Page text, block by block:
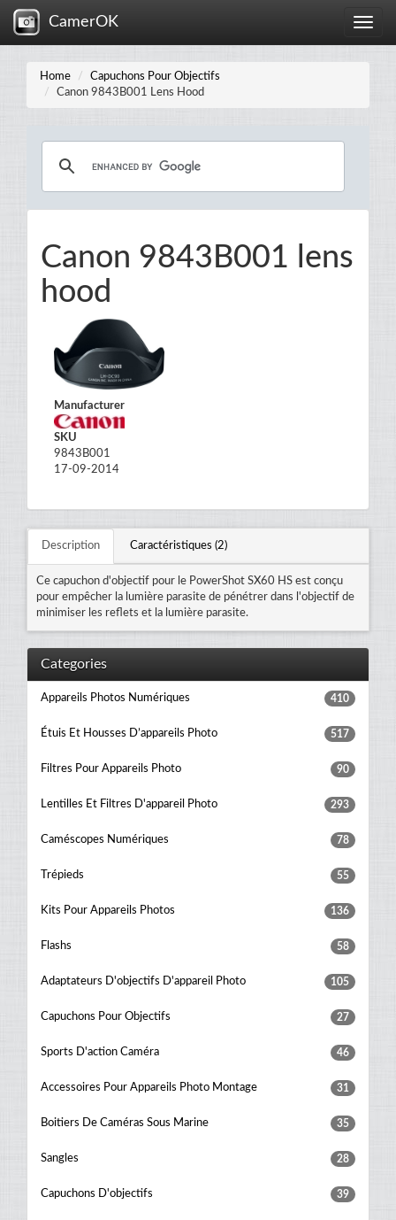
Toggle
CamerOK
Home
Capuchons Pour Objectifs
Canon 9843B001 Lens Hood
Canon 9843B001 lens
hood
Manufacturer
SKU
9843B001
17-09-2014
Description Caractéristiques (2)
Ce capuchon d'objectif pour le PowerShot SX60 HS est conçu
pour empêcher la lumière parasite de pénétrer dans l'objectif de
minimiser les reflets et la lumière parasite.
Categories
Appareils Photos Numériques 410
Étuis Et Housses D’appareils Photo 517
Filtres Pour Appareils Photo 90
Lentilles Et Filtres D'appareil Photo 293
Caméscopes Numériques 78
Trépieds 55
Kits Pour Appareils Photos 136
Flashs 58
Adaptateurs D'objectifs D'appareil Photo 105
Capuchons Pour Objectifs 27
Sports D'action Caméra 46
Accessoires Pour Appareils Photo Montage 31
Boitiers De Caméras Sous Marine 35
Sangles 28
Capuchons D'objectifs 39